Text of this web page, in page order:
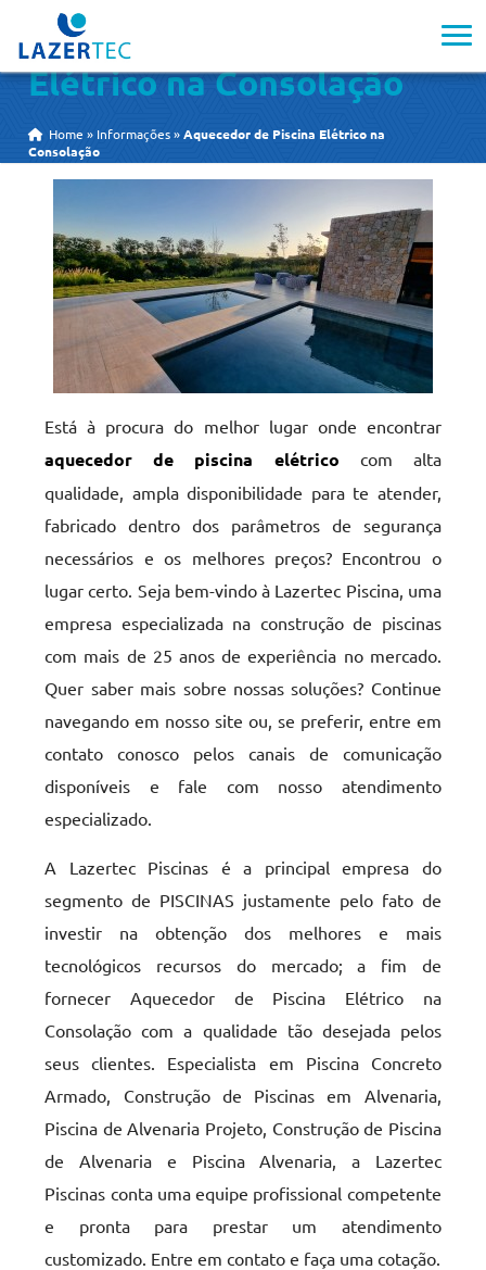
Aquecedor de Piscina
Elétrico na Consolação
Home » Informações »Aquecedor de Piscina Elétrico na
Consolação
Está à procura do melhor lugar onde encontrar
aquecedor de piscina elétrico com alta
qualidade, ampla disponibilidade para te atender,
fabricado dentro dos parâmetros de segurança
necessários e os melhores preços? Encontrou o
lugar certo. Seja bem-vindo à Lazertec Piscina, uma
empresa especializada na construção de piscinas
com mais de 25 anos de experiência no mercado.
Quer saber mais sobre nossas soluções? Continue
navegando em nosso site ou, se preferir, entre em
contato conosco pelos canais de comunicação
disponíveis e fale com nosso atendimento
especializado.
A Lazertec Piscinas é a principal empresa do
segmento de PISCINAS justamente pelo fato de
investir na obtenção dos melhores e mais
tecnológicos recursos do mercado; a fim de
fornecer Aquecedor de Piscina Elétrico na
Consolação com a qualidade tão desejada pelos
seus clientes. Especialista em Piscina Concreto
Armado, Construção de Piscinas em Alvenaria,
Piscina de Alvenaria Projeto, Construção de Piscina
de Alvenaria e Piscina Alvenaria, a Lazertec
Piscinas conta uma equipe profissional competente
e pronta para prestar um atendimento
customizado. Entre em contato e faça uma cotação.